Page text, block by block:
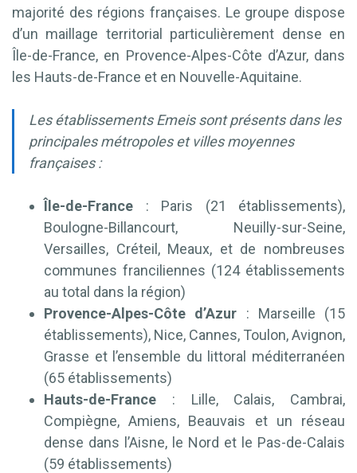
majorité des régions françaises. Le groupe dispose
d’un maillage territorial particulièrement dense en
Île-de-France, en Provence-Alpes-Côte d’Azur, dans
les Hauts-de-France et en Nouvelle-Aquitaine.
Les établissements Emeis sont présents dans les
principales métropoles et villes moyennes
françaises :
Île-de-France : Paris (21 établissements),
Boulogne-Billancourt, Neuilly-sur-Seine,
Versailles, Créteil, Meaux, et de nombreuses
communes franciliennes (124 établissements
au total dans la région)
Provence-Alpes-Côte d’Azur : Marseille (15
établissements), Nice, Cannes, Toulon, Avignon,
Grasse et l’ensemble du littoral méditerranéen
(65 établissements)
Hauts-de-France : Lille, Calais, Cambrai,
Compiègne, Amiens, Beauvais et un réseau
dense dans l’Aisne, le Nord et le Pas-de-Calais
(59 établissements)